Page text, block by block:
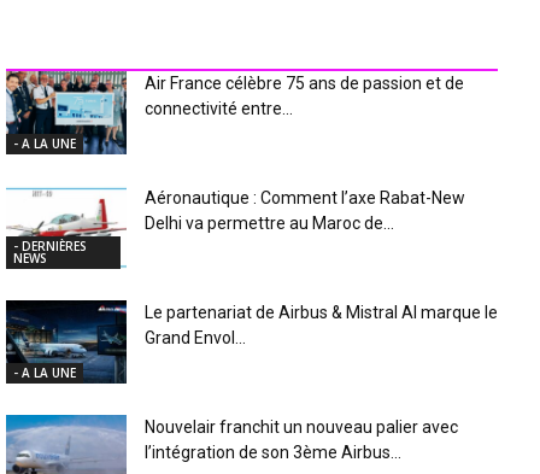
- A LA UNE
Air France célèbre 75 ans de passion et de
connectivité entre...
- DERNIÈRES
NEWS
Aéronautique : Comment l’axe Rabat-New
Delhi va permettre au Maroc de...
- A LA UNE
Le partenariat de Airbus & Mistral AI marque le
Grand Envol...
Nouvelair franchit un nouveau palier avec
l’intégration de son 3ème Airbus...